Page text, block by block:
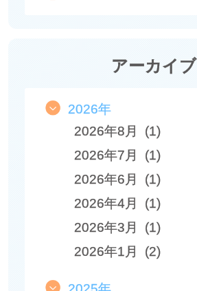
アーカイブ
2026年
2026年8月 (1)
2026年7月 (1)
2026年6月 (1)
2026年4月 (1)
2026年3月 (1)
2026年1月 (2)